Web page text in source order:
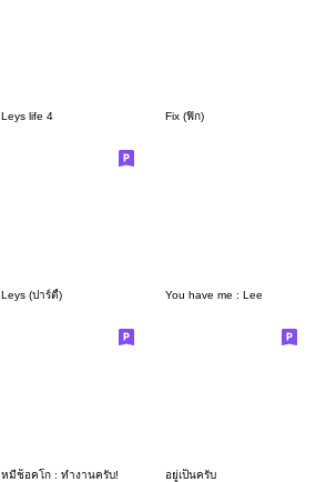
Leys life 4 Fix (ฟิก)
Leys (ปาร์ตี้) You have me : Lee
หมีช็อคโก : ทำงานครับ! อยู่เป็นครับ